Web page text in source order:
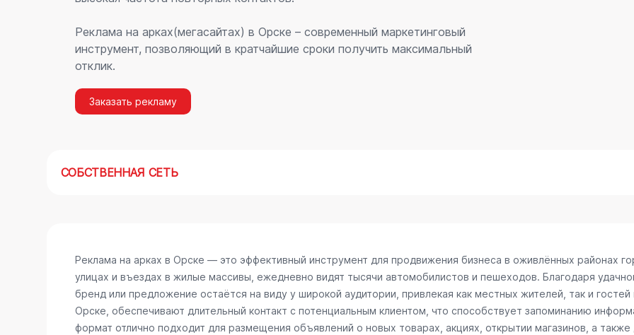
Реклама на арках(мегасайтах) в Орске – современный маркетинговый
инструмент, позволяющий в кратчайшие сроки получить максимальный
отклик.
Заказать рекламу
СОБСТВЕННАЯ СЕТЬ
Реклама на арках в Орске — это эффективный инструмент для продвижения бизнеса в оживлённых районах
улицах и въездах в жилые массивы, ежедневно видят тысячи автомобилистов и пешеходов. Благодаря
бренд или предложение остаётся на виду у широкой аудитории, привлекая как местных жителей, так и
Орске, обеспечивают длительный контакт с потенциальным клиентом, что способствует запоминанию
формат отлично подходит для размещения объявлений о новых товарах, акциях, открытии магазинов, а